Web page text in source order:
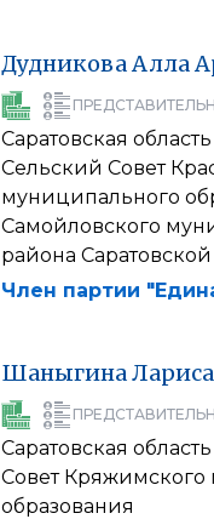
ДудниковаАлла
Саратовская область
Сельский Совет
муниципального
Самойловского
района Саратовской
Член партии
ШаныгинаЛариса
Саратовская область
Совет
образования